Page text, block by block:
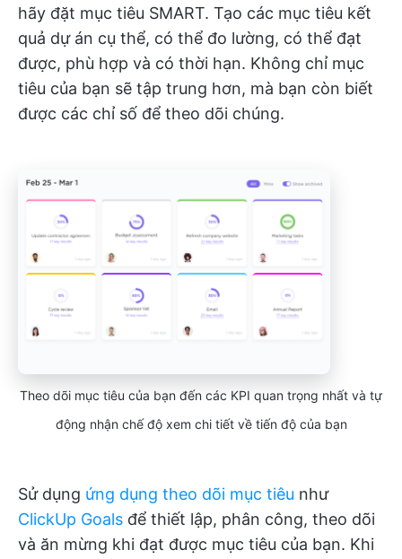
hãy đặt mục tiêu SMART. Tạo các mục tiêu kết
quả dự án cụ thể, có thể đo lường, có thể đạt
được, phù hợp và có thời hạn. Không chỉ mục
tiêu của bạn sẽ tập trung hơn, mà bạn còn biết
được các chỉ số để theo dõi chúng.
Theo dõi mục tiêu của bạn đến các KPI quan trọng nhất và tự
động nhận chế độ xem chi tiết về tiến độ của bạn
Sử dụng ứng dụng theo dõi mục tiêu như
ClickUp Goals để thiết lập, phân công, theo dõi
và ăn mừng khi đạt được mục tiêu của bạn. Khi